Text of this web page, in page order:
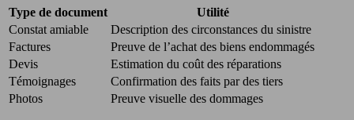
Type de document
Utilité
Constat amiable
Description des circonstances du sinistre
Factures
Preuve de l’achat des biens endommagés
Devis
Estimation du coût des réparations
Témoignages
Confirmation des faits par des tiers
Photos
Preuve visuelle des dommages